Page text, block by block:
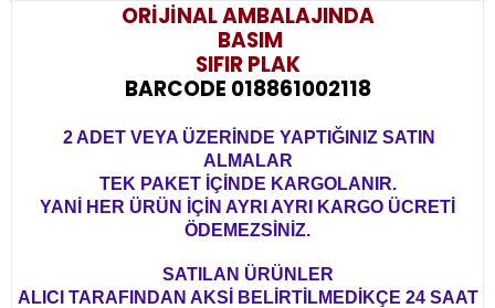
ORİJİNAL AMBALAJINDA
BASIM
SIFIR PLAK
BARCODE 018861002118
2 ADET VEYA ÜZERİNDE YAPTIĞINIZ SATIN
ALMALAR
TEK PAKET İÇİNDE KARGOLANIR.
YANİ HER ÜRÜN İÇİN AYRI AYRI KARGO ÜCRETİ
ÖDEMEZSİNİZ.
SATILAN ÜRÜNLER
ALICI TARAFINDAN AKSİ BELİRTİLMEDİKÇE 24 SAAT